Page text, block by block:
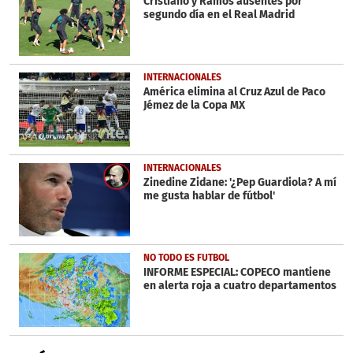
segundo día en el Real Madrid
INTERNACIONALES
América elimina al Cruz Azul de Paco
Jémez de la Copa MX
INTERNACIONALES
Zinedine Zidane: '¿Pep Guardiola? A mí
me gusta hablar de fútbol'
NO TODO ES FUTBOL
INFORME ESPECIAL: COPECO mantiene
en alerta roja a cuatro departamentos